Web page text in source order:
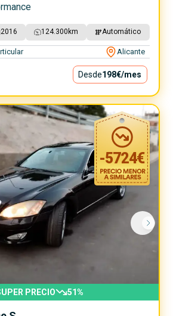
2016 124.300 km Automático
Alicante
Desde198€/mes
-5724€
PRECIO 51%